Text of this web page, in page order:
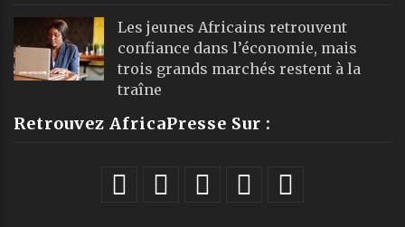
Les jeunes Africains retrouvent
confiance dans l’économie, mais
trois grands marchés restent à la
traîne
Retrouvez AfricaPresse Sur :